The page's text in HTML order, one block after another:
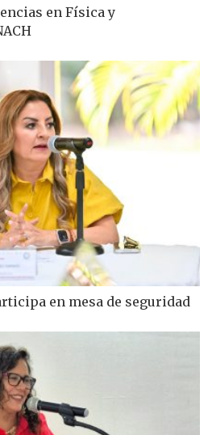
en Física y
en mesa de seguridad